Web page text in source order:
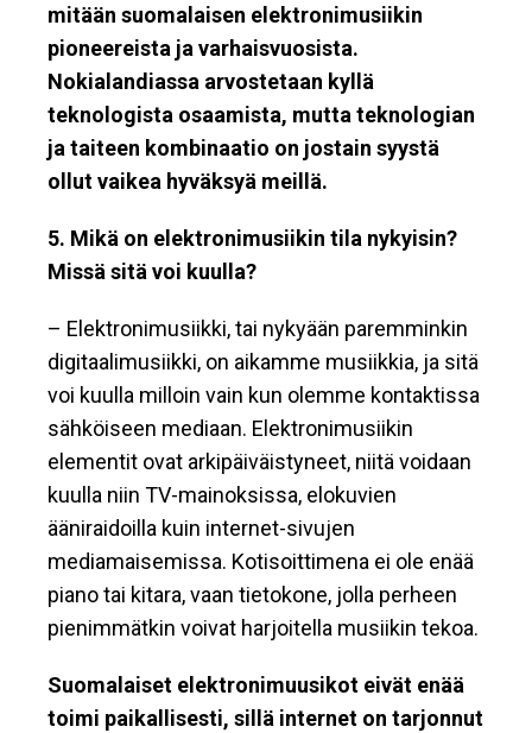
mitään suomalaisen elektronimusiikin
pioneereista ja varhaisvuosista.
Nokialandiassa arvostetaan kyllä
teknologista osaamista, mutta teknologian
ja taiteen kombinaatio on jostain syystä
ollut vaikea hyväksyä meillä.
5. Mikä on elektronimusiikin tila nykyisin?
Missä sitä voi kuulla?
– Elektronimusiikki, tai nykyään paremminkin
digitaalimusiikki, on aikamme musiikkia, ja sitä
voi kuulla milloin vain kun olemme kontaktissa
sähköiseen mediaan. Elektronimusiikin
elementit ovat arkipäiväistyneet, niitä voidaan
kuulla niin TV-mainoksissa, elokuvien
ääniraidoilla kuin internet-sivujen
mediamaisemissa. Kotisoittimena ei ole enää
piano tai kitara, vaan tietokone, jolla perheen
pienimmätkin voivat harjoitella musiikin tekoa.
Suomalaiset elektronimuusikot eivät enää
toimi paikallisesti, sillä internet on tarjonnut